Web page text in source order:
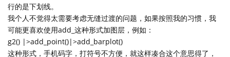
行的是下划线。
我个人不觉得太需要考虑无缝过渡的问题，如果按照我的习惯，我
可能更喜欢使用add_这种形式加图层，例如：
g2() |>add_point()|>add_barplot()
这种形式，手机码字，打符号不方便，就这样凑合这个意思得了，